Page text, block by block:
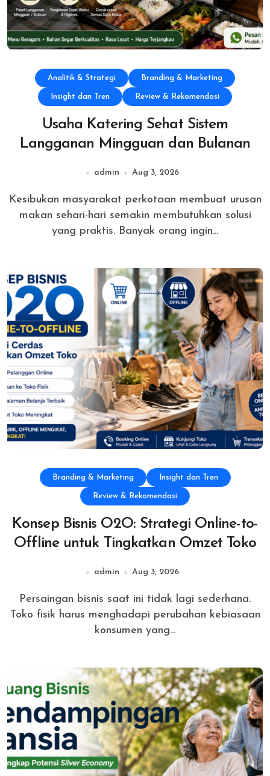
Analitik & Strategi Branding & Marketing
Insight dan Tren Review & Rekomendasi
Usaha Katering Sehat Sistem
Langganan Mingguan dan Bulanan
admin Aug 3, 2026
Kesibukan masyarakat perkotaan membuat urusan
makan sehari-hari semakin membutuhkan solusi
yang praktis. Banyak orang ingin...
Branding & Marketing Insight dan Tren
Review & Rekomendasi
Konsep Bisnis O2O: Strategi Online-to-
Offline untuk Tingkatkan Omzet Toko
admin Aug 3, 2026
Persaingan bisnis saat ini tidak lagi sederhana.
Toko fisik harus menghadapi perubahan kebiasaan
konsumen yang...